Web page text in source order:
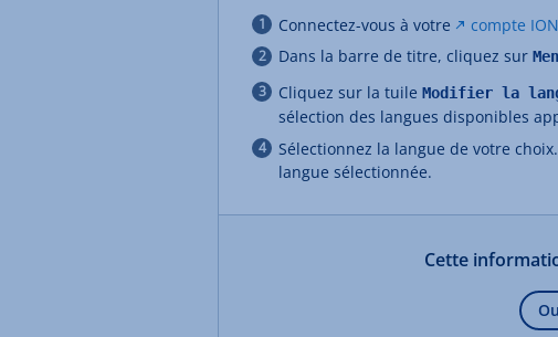
Connectez-vous à votre
compte
Dans la barre de titre, cliquez sur
Cliquez sur la tuile Modifier la
sélection des langues disponibles
Sélectionnez la langue de votre
langue sélectionnée.
Cette